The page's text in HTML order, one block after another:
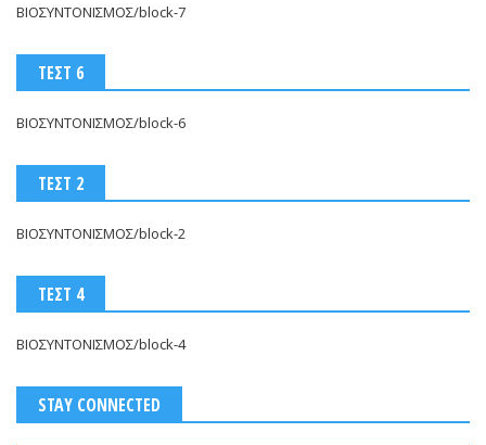
ΒΙΟΣΥΝΤΟΝΙΣΜΟΣ/block-7
ΤΕΣΤ 6
ΒΙΟΣΥΝΤΟΝΙΣΜΟΣ/block-6
ΤΕΣΤ 2
ΒΙΟΣΥΝΤΟΝΙΣΜΟΣ/block-2
ΤΕΣΤ 4
ΒΙΟΣΥΝΤΟΝΙΣΜΟΣ/block-4
STAY CONNECTED